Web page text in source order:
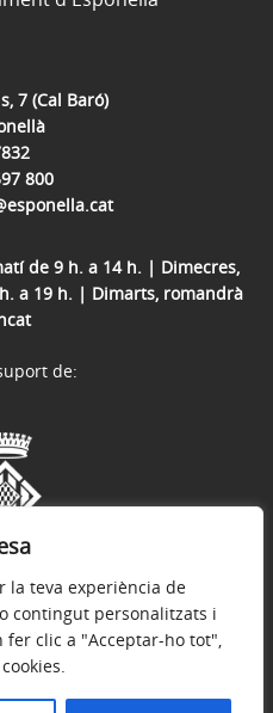
la teva experiència de
contingut personalitzats i
clic a "Acceptar-ho tot",
7 (Cal Baró)
800
de 9 h. a 14 h. | Dimecres,
a 19 h. | Dimarts, romandrà
de: